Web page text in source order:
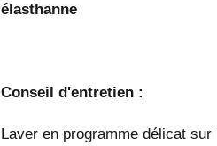
élasthanne
Conseil d'entretien :
Laver en programme délicat